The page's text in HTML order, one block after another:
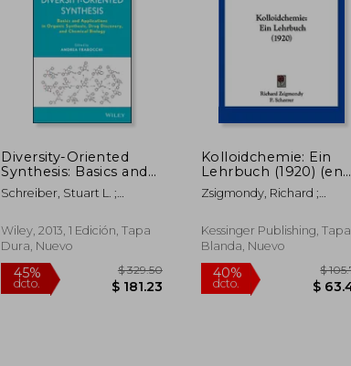
dcto.
Diversity-Oriented
Synthesis: Basics and
Applications in
Organic Synthesis,
Chemical Biology (en
Inglés)
Schreiber, Stuart L. ;
Wiley, 2013, 1 Edición, Tapa
Dura, Nuevo
Kolloidchemie: Ein
Lehrbuch (1920) (en
Alemán)
Zsigmondy, Richard ;
Kessinger Publishing, Tapa
Blanda, Nuevo